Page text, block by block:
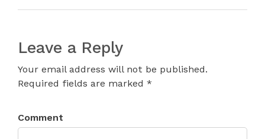
Leave a Reply
Your email address will not be published.
Required fields are marked *
Comment